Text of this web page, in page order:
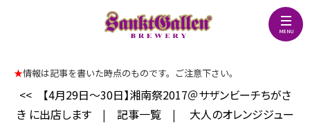
★情報は記事を書いた時点のものです。ご注意下さい。
<<
【4月29日～30日】湘南祭2017＠サザンビーチちがさ
き に出店します| 記事一覧|
大人のオレンジジュー